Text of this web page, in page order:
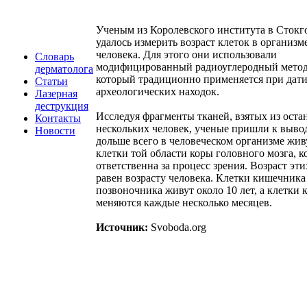
Словарь
дерматолога
Статьи
Лазерная
деструкция
Контакты
Новости
Ученым из Королевского института в
удалось измерить возраст клеток в
человека. Для этого они использовали
модифицированный радиоуглеродный
который традиционно применяется при
археологических находок.
Исследуя фрагменты тканей, взятых из
нескольких человек, ученые пришли к
дольше всего в человеческом организме
клетки той области коры головного мозга,
ответственна за процесс зрения. Возраст
равен возрасту человека. Клетки
позвоночника живут около 10 лет, а клетки
меняются каждые несколько месяцев.
Источник: Svoboda.org